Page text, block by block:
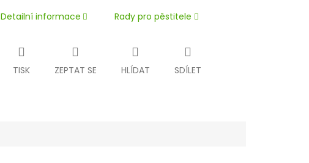
Detailní informace Rady pro pěstitele
TISK ZEPTAT SE HLÍDAT SDÍLET